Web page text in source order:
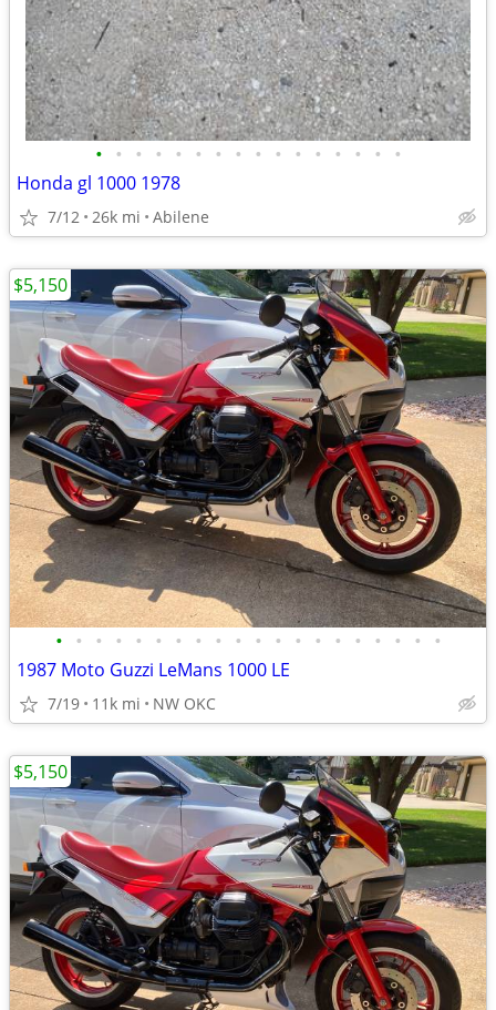
• • • • • • • • • • • • • • • •
Honda gl 1000 1978
7/12 26k mi Abilene
• • • • • • • • • • • • • • • • • • • •
1987 Moto Guzzi LeMans 1000 LE
7/19 11k mi NW OKC
$5,150
$5,150